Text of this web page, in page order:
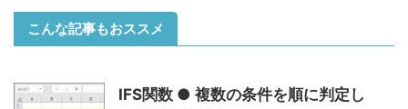
こんな記事もおススメ
IFS関数 ● 複数の条件を順に判定し